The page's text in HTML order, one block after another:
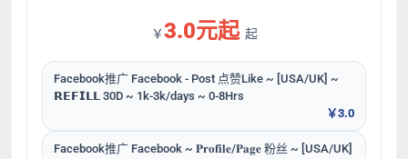
￥3.0元起 起
Facebook推广 Facebook - Post 点赞Like ~ [USA/UK] ~
𝗥𝗘𝗙𝗜𝗟𝗟 30D ~ 1k-3k/days ~ 0-8Hrs
￥3.0
Facebook推广 Facebook ~ 𝐏𝐫𝐨𝐟𝐢𝐥𝐞/𝐏𝐚𝐠𝐞 粉丝 ~ [USA/UK]